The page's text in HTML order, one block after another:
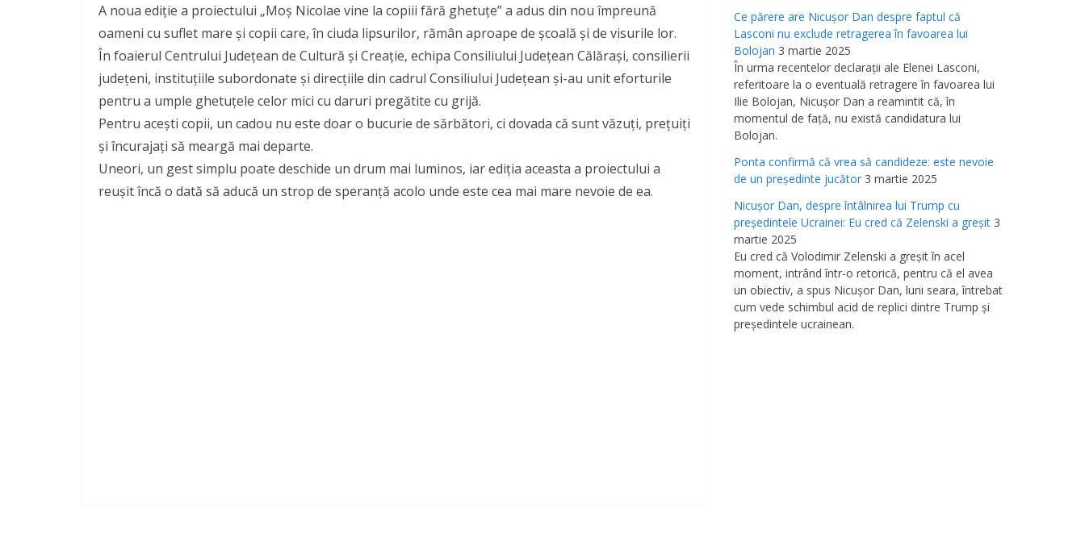
A noua ediție a proiectului „Moș Nicolae vine la copiii fără ghetuțe” a adus din nou împreună
oameni cu suflet mare și copii care, în ciuda lipsurilor, rămân aproape de școală și de visurile lor.
În foaierul Centrului Județean de Cultură și Creație, echipa Consiliului Județean Călărași, consilierii
județeni, instituțiile subordonate și direcțiile din cadrul Consiliului Județean și-au unit eforturile
pentru a umple ghetuțele celor mici cu daruri pregătite cu grijă.
Pentru acești copii, un cadou nu este doar o bucurie de sărbători, ci dovada că sunt văzuți, prețuiți
și încurajați să meargă mai departe.
Uneori, un gest simplu poate deschide un drum mai luminos, iar ediția aceasta a proiectului a
reușit încă o dată să aducă un strop de speranță acolo unde este cea mai mare nevoie de ea.
Ce părere are Nicuşor Dan despre faptul că
Lasconi nu exclude retragerea în favoarea lui
Bolojan 3 martie 2025
În urma recentelor declaraţii ale Elenei Lasconi,
referitoare la o eventuală retragere în favoarea lui
Ilie Bolojan, Nicuşor Dan a reamintit că, în
momentul de faţă, nu există candidatura lui
Bolojan.
Ponta confirmă că vrea să candideze: este nevoie
de un preşedinte jucător 3 martie 2025
Nicuşor Dan, despre întâlnirea lui Trump cu
preşedintele Ucrainei: Eu cred că Zelenski a greşit 3
martie 2025
Eu cred că Volodimir Zelenski a greşit în acel
moment, intrând într-o retorică, pentru că el avea
un obiectiv, a spus Nicuşor Dan, luni seara, întrebat
cum vede schimbul acid de replici dintre Trump şi
preşedintele ucrainean.